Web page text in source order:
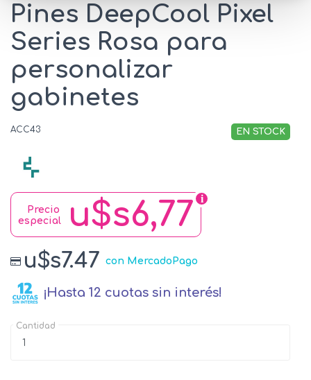
Pines DeepCool Pixel
Series Rosa para
personalizar
gabinetes
ACC43 EN STOCK
u$s6,77
Precio
especial
u$s7.47 con MercadoPago
¡Hasta 12 cuotas sin interés!
Cantidad